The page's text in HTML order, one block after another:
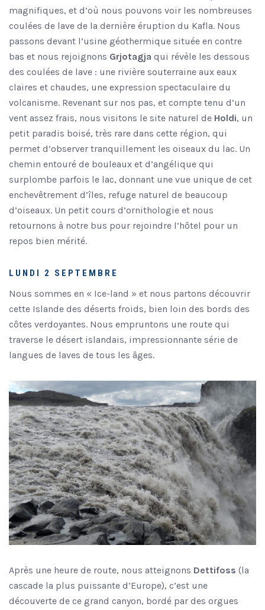
magnifiques, et d’où nous pouvons voir les nombreuses
coulées de lave de la dernière éruption du Kafla. Nous
passons devant l’usine géothermique située en contre
bas et nous rejoignons Grjotagja qui révèle les dessous
des coulées de lave : une rivière souterraine aux eaux
claires et chaudes, une expression spectaculaire du
volcanisme. Revenant sur nos pas, et compte tenu d’un
vent assez frais, nous visitons le site naturel de Holdi, un
petit paradis boisé, très rare dans cette région, qui
permet d’observer tranquillement les oiseaux du lac. Un
chemin entouré de bouleaux et d’angélique qui
surplombe parfois le lac, donnant une vue unique de cet
enchevêtrement d’îles, refuge naturel de beaucoup
d’oiseaux. Un petit cours d’ornithologie et nous
retournons à notre bus pour rejoindre l’hôtel pour un
repos bien mérité.
LUNDI 2 SEPTEMBRE
Nous sommes en « Ice-land » et nous partons découvrir
cette Islande des déserts froids, bien loin des bords des
côtes verdoyantes. Nous empruntons une route qui
traverse le désert islandais, impressionnante série de
langues de laves de tous les âges.
Après une heure de route, nous atteignons Dettifoss (la
cascade la plus puissante d’Europe), c’est une
découverte de ce grand canyon, bordé par des orgues